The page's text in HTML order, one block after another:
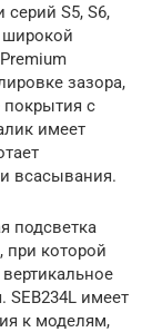
S5, S6,
зазора,
с
имеет
всасывания.
подсветка
при которой
SEB234L имеет
к моделям,